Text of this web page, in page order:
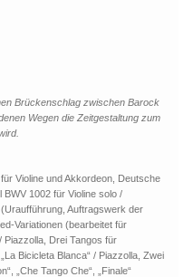
Brückenschlag zwischen Barock
Wegen die Zeitgestaltung zum
Violine und Akkordeon, Deutsche
1002 für Violine solo /
Auftragswerk der
Variationen (bearbeitet für
Drei Tangos für
Bicicleta Blanca“ / Piazzolla, Zwei
„Che Tango Che“, „Finale“